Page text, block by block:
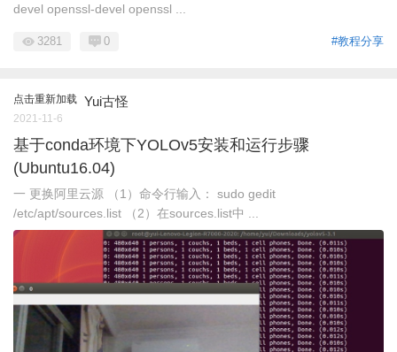
devel openssl-devel openssl ...
#教程分享
3281 0
点击重新加载 Yui古怪
2021-11-6
基于conda环境下YOLOv5安装和运行步骤
(Ubuntu16.04)
一 更换阿里云源 （1）命令行输入： sudo gedit
/etc/apt/sources.list （2）在sources.list中 ...